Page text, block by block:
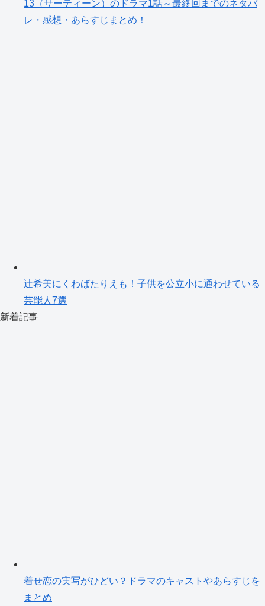
13（サーティーン）のドラマ1話～最終回までのネタバ
レ・感想・あらすじまとめ！
辻希美にくわばたりえも！子供を公立小に通わせている
芸能人7選
新着記事
着せ恋の実写がひどい？ドラマのキャストやあらすじを
まとめ